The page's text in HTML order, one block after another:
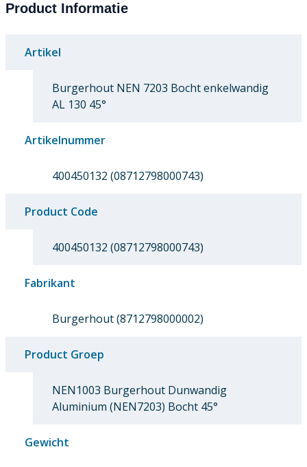
Product Informatie
Artikel
Burgerhout NEN 7203 Bocht enkelwandig
AL 130 45°
Artikelnummer
400450132 (08712798000743)
Product Code
400450132 (08712798000743)
Fabrikant
Burgerhout (8712798000002)
Product Groep
NEN1003 Burgerhout Dunwandig
Aluminium (NEN7203) Bocht 45°
Gewicht